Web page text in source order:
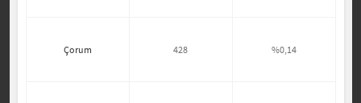
Çorum 428 %0,14